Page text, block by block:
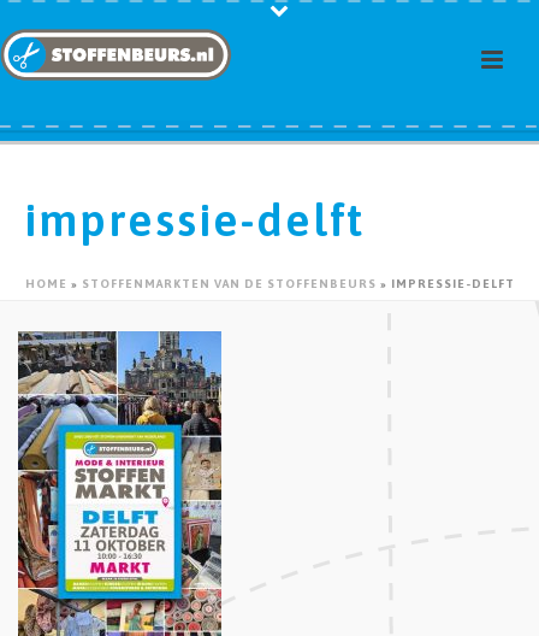
impressie-delft
HOME » STOFFENMARKTEN VAN DE STOFFENBEURS » IMPRESSIE-DELFT